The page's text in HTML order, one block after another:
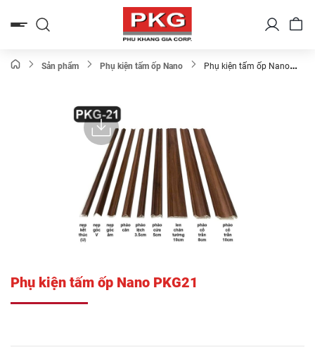
qua
Sản phẩm Phụ kiện tấm ốp Nano
Phụ kiện tấm ốp Nano
Phụ kiện tấm ốp Nano PKG21